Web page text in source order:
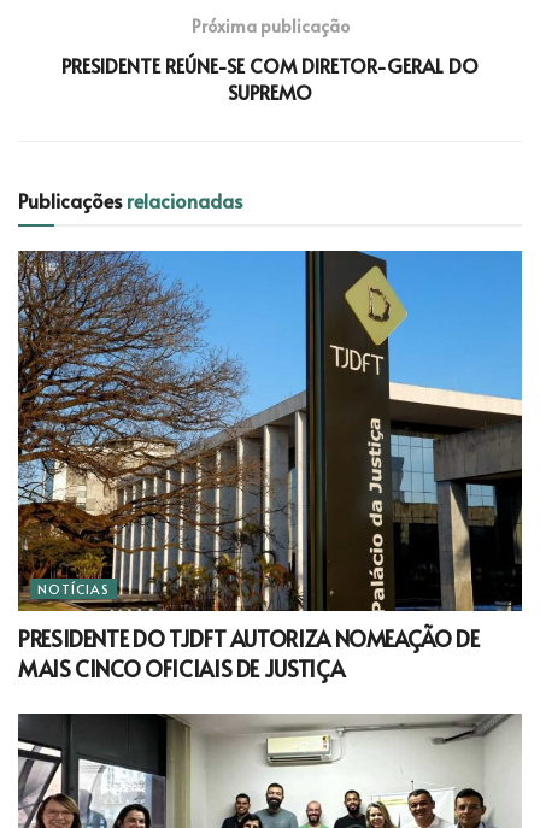
Próxima publicação
PRESIDENTE REÚNE-SE COM DIRETOR-GERAL DO
SUPREMO
Publicaçõesrelacionadas
NOTÍCIAS
PRESIDENTE DO TJDFT AUTORIZA NOMEAÇÃO DE
MAIS CINCO OFICIAIS DE JUSTIÇA